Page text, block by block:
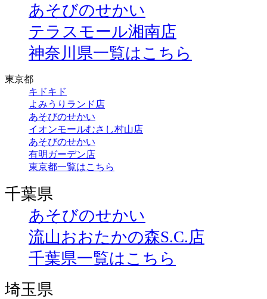
あそびのせかい
テラスモール湘南店
神奈川県一覧はこちら
東京都
キドキド
よみうりランド店
あそびのせかい
イオンモールむさし村山店
あそびのせかい
有明ガーデン店
東京都一覧はこちら
千葉県
あそびのせかい
流山おおたかの森S.C.店
千葉県一覧はこちら
埼玉県